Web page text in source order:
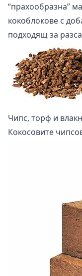
“прахообразна”
кокоблокове с
подходящ за
Чипс, торф и
Кокосовите